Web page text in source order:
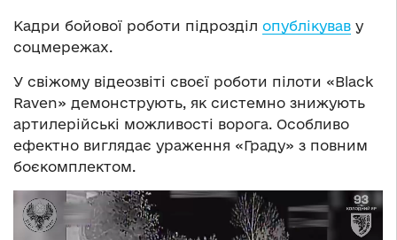
Кадри бойової роботи підрозділ опублікував у
соцмережах.
У свіжому відеозвіті своєї роботи пілоти «Black
Raven» демонструють, як системно знижують
артилерійські можливості ворога. Особливо
ефектно виглядає ураження «Граду» з повним
боєкомплектом.